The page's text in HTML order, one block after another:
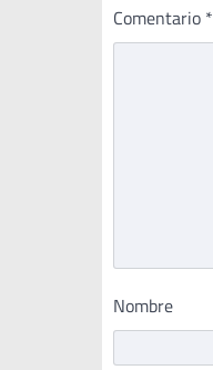
Comentario *
Nombre